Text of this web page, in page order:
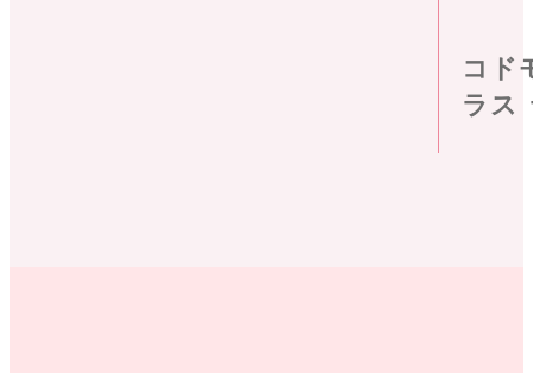
コド
ラス